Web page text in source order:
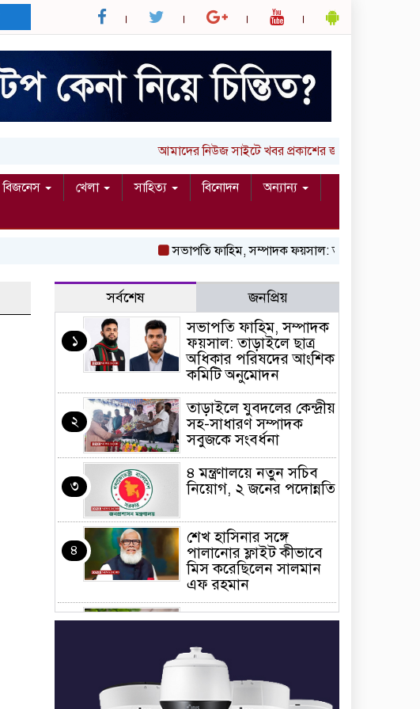
আমাদের নিউজ সাইটে খবর প্রকাশের জন্য আপনার লিখা
বিজনেস খেলা সাহিত্য বিনোদন
অন্যান্য
সভাপতি ফাহিম, সম্পাদক ফয়সাল: তাড়াইলে ছাত্র
সর্বশেষ জনপ্রিয়
১
সভাপতি ফাহিম, সম্পাদক
ফয়সাল: তাড়াইলে ছাত্র
অধিকার পরিষদের আংশিক
কমিটি অনুমোদন
২
তাড়াইলে যুবদলের কেন্দ্রীয়
সহ-সাধারণ সম্পাদক
সবুজকে সংবর্ধনা
৩
৪ মন্ত্রণালয়ে নতুন সচিব
নিয়োগ, ২ জনের পদোন্নতি
৪
শেখ হাসিনার সঙ্গে
পালানোর ফ্লাইট কীভাবে
মিস করেছিলেন সালমান
এফ রহমান
ভাত রান্নার সময় নরম হয়ে
মৃত্যুদণ্ড বাদ না দেওয়ায়
প্রত্যক্ষদর্শীদের তথ্য দেয়নি